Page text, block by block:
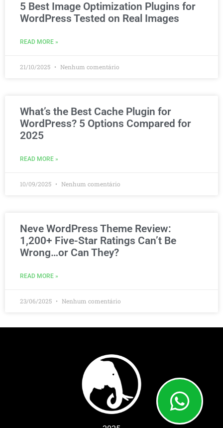
5 Best Image Optimization Plugins for
WordPress Tested on Real Images
READ MORE »
21/10/2025 Nenhum comentário
What’s the Best Cache Plugin for
WordPress? 5 Options Compared for
2025
READ MORE »
10/09/2025 Nenhum comentário
Neve WordPress Theme Review:
1,200+ Five-Star Ratings Can’t Be
Wrong…or Can They?
READ MORE »
23/06/2025 Nenhum comentário